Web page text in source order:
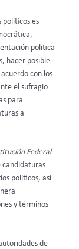
políticos es
política
hacer posible
con los
el sufragio
para
a
Federal
candidaturas
políticos, así
y términos
de